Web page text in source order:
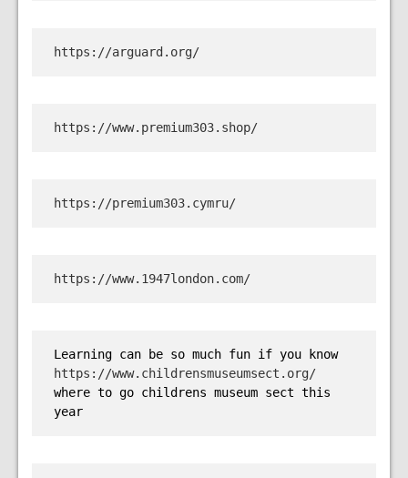
https://arguard.org/
https://www.premium303.shop/
https://premium303.cymru/
https://www.1947london.com/
Learning can be so much fun if you know
https://www.childrensmuseumsect.org/
where to go childrens museum sect this
year